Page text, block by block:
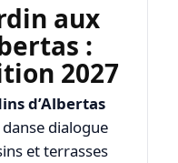
aux
:
2027
d’Albertas
dialogue
et terrasses